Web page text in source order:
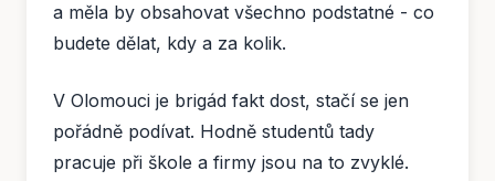
a měla by obsahovat všechno podstatné - co
budete dělat, kdy a za kolik.
V Olomouci je brigád fakt dost, stačí se jen
pořádně podívat. Hodně studentů tady
pracuje při škole a firmy jsou na to zvyklé.